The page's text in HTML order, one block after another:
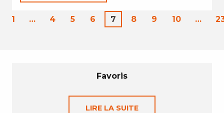
1 … 4 5 6 7 8 9 10 …
Favoris
LIRE LA SUITE